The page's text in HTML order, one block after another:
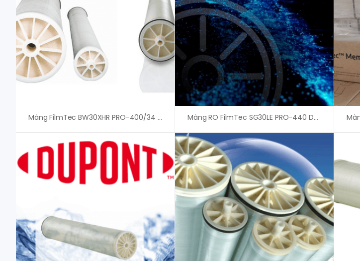
Màng FilmTec BW30XHR PRO-400/34 – Dupont Màng RO FilmTec SG30LE PRO-440 Dupont (USA)